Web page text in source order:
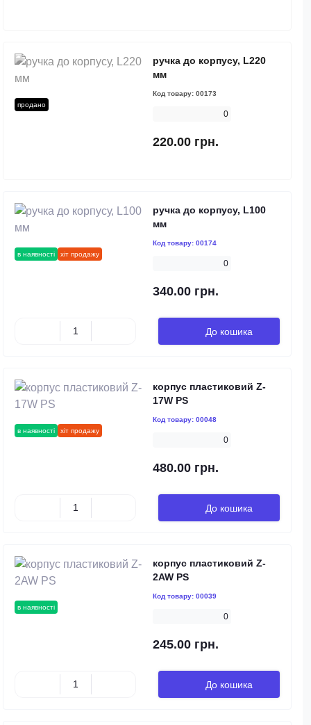
продано
ручка до корпусу, L220
мм
Код товару: 00173
0
220.00 грн.
в наявності хіт продажу
ручка до корпусу, L100
мм
Код товару: 00174
0
340.00 грн.
До кошика
в наявності хіт продажу
корпус пластиковий Z-
17W PS
Код товару: 00048
0
480.00 грн.
До кошика
в наявності
корпус пластиковий Z-
2AW PS
Код товару: 00039
0
245.00 грн.
До кошика